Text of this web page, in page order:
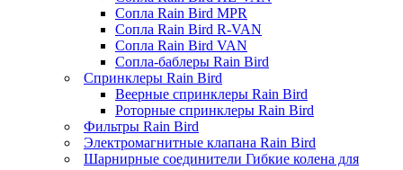
Сопла Rain Bird MPR
Сопла Rain Bird R-VAN
Сопла Rain Bird VAN
Сопла-баблеры Rain Bird
Спринклеры Rain Bird
Веерные спринклеры Rain Bird
Роторные спринклеры Rain Bird
Фильтры Rain Bird
Электромагнитные клапана Rain Bird
Шарнирные соединители Гибкие колена для